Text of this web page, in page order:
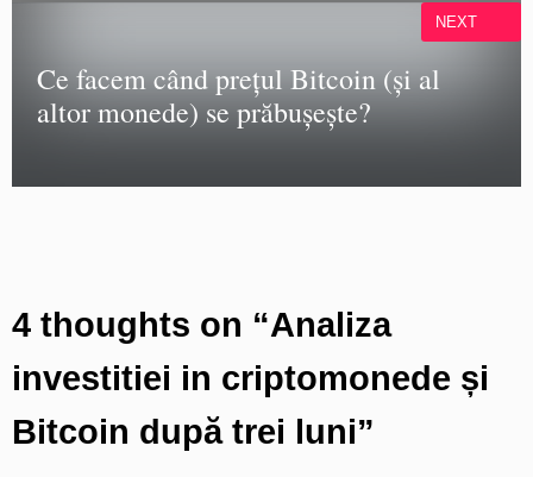
Ce facem când prețul Bitcoin (și al
altor monede) se prăbușește?
NEXT
4 thoughts on “Analiza
investitiei in criptomonede și
Bitcoin după trei luni”